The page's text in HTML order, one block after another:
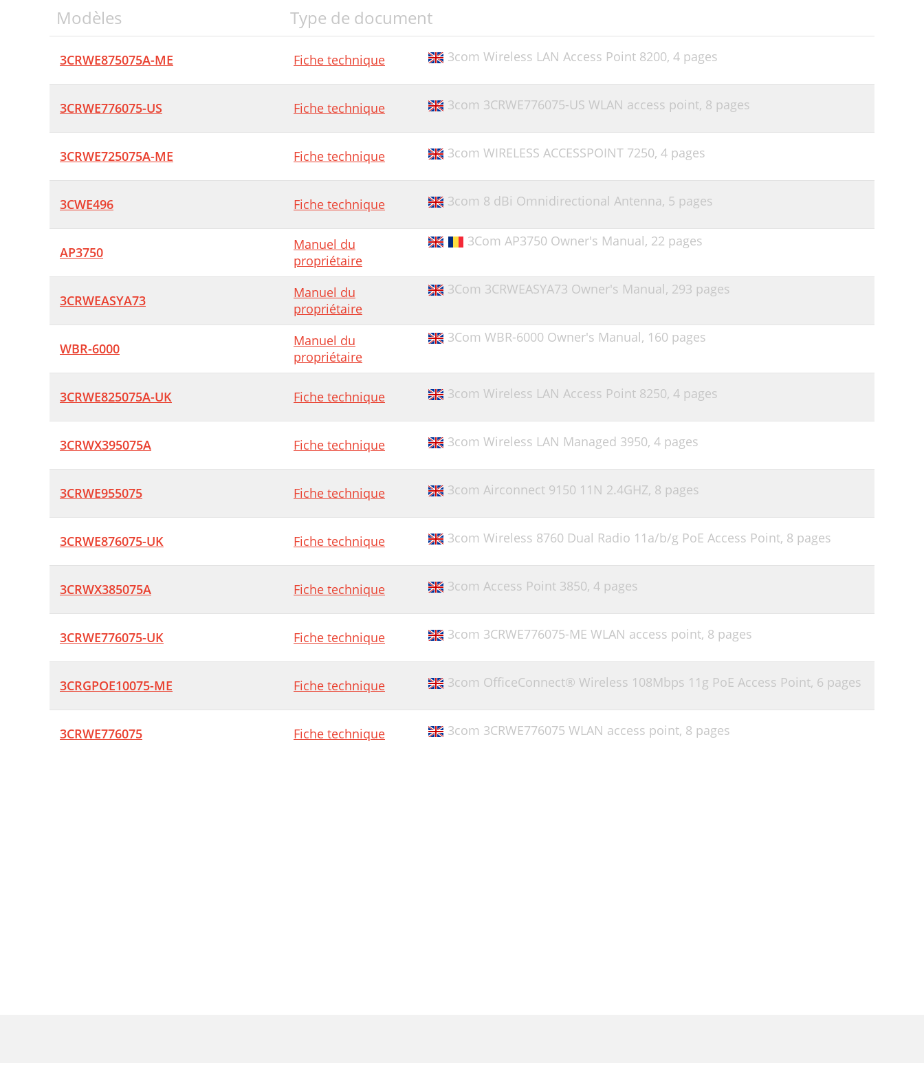
Modèles Type de document
3CRWE875075A-ME Fiche technique 3com Wireless LAN Access Point 8200, 4 pages
3CRWE776075-US Fiche technique 3com 3CRWE776075-US WLAN access point, 8 pages
3CRWE725075A-ME Fiche technique 3com WIRELESS ACCESSPOINT 7250, 4 pages
3CWE496 Fiche technique 3com 8 dBi Omnidirectional Antenna, 5 pages
AP3750
Manuel du
propriétaire
3Com AP3750 Owner's Manual, 22 pages
3CRWEASYA73
Manuel du
propriétaire
3Com 3CRWEASYA73 Owner's Manual, 293 pages
WBR-6000
Manuel du
propriétaire
3Com WBR-6000 Owner's Manual, 160 pages
3CRWE825075A-UK Fiche technique 3com Wireless LAN Access Point 8250, 4 pages
3CRWX395075A Fiche technique 3com Wireless LAN Managed 3950, 4 pages
3CRWE955075 Fiche technique 3com Airconnect 9150 11N 2.4GHZ, 8 pages
3CRWE876075-UK Fiche technique 3com Wireless 8760 Dual Radio 11a/b/g PoE Access Point, 8 pages
3CRWX385075A Fiche technique 3com Access Point 3850, 4 pages
3CRWE776075-UK Fiche technique 3com 3CRWE776075-ME WLAN access point, 8 pages
3CRGPOE10075-ME Fiche technique 3com OfficeConnect® Wireless 108Mbps 11g PoE Access Point, 6 pages
3CRWE776075 Fiche technique 3com 3CRWE776075 WLAN access point, 8 pages